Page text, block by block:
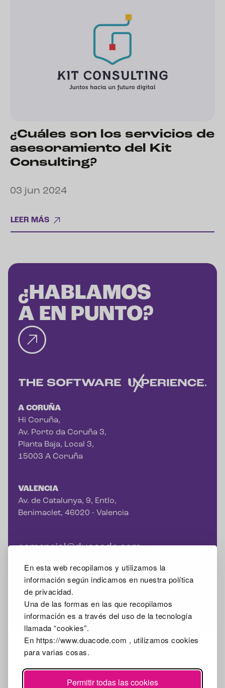
En esta web recopilamos y utilizamos la
información según indicamos en nuestra política
de privacidad.
Una de las formas en las que recopilamos
información es a través del uso de la tecnología
llamada “cookies”.
En https://www.duacode.com , utilizamos cookies
para varias cosas.
Permitir todas las cookies
¿Cuáles son los servicios de
asesoramiento del Kit
Consulting?
03 jun 2024
LEER MÁS
¿HABLAMOS
A EN PUNTO?
A CORUÑA
Hi Coruña,
Av. Porto da Coruña 3,
Planta Baja, Local 3,
15003 A Coruña
VALENCIA
Av. de Catalunya, 9, Entlo,
Benimaclet, 46020 - Valencia
comercial@duacode.com
+34 981 065 089
Facebook Instagram Linkedin Google Mybusiness
2026
Aviso legal